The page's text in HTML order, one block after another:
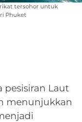
tersohor untuk
Phuket
pesisiran Laut
menunjukkan